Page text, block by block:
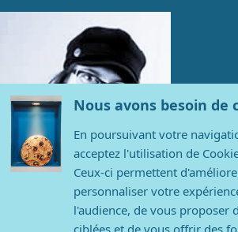
Contact
Nous avons besoin de
En poursuivant votre
acceptez l'utilisation de
Ceux-ci permettent
personnaliser votre
l'audience, de vous proposer
ciblées et de vous offrir des